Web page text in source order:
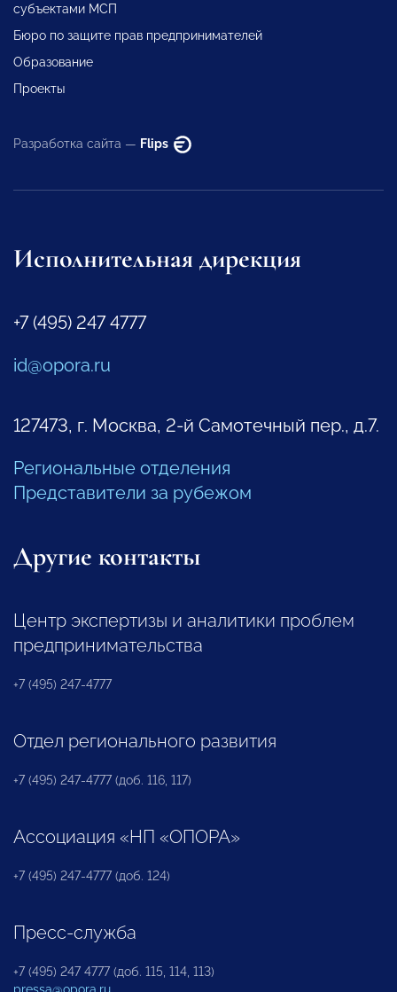
субъектами МСП
Бюро по защите прав предпринимателей
Образование
Проекты
Разработка сайта — Flips
Исполнительная дирекция
+7 (495) 247 4777
id@opora.ru
127473, г. Москва, 2-й Самотечный пер., д.7.
Региональные отделения
Представители за рубежом
Другие контакты
Центр экспертизы и аналитики проблем
предпринимательства
+7 (495) 247-4777
Отдел регионального развития
+7 (495) 247-4777 (доб. 116, 117)
Ассоциация «НП «ОПОРА»
+7 (495) 247-4777 (доб. 124)
Пресс-служба
+7 (495) 247 4777 (доб. 115, 114, 113)